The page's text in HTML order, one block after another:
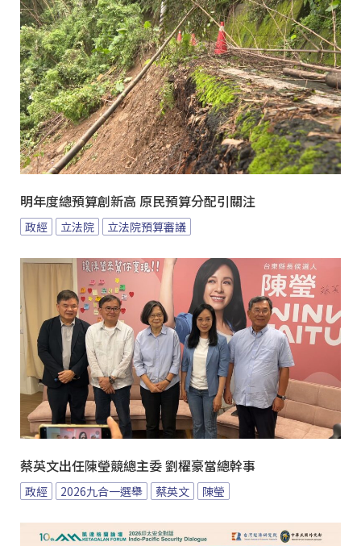
明年度總預算創新高 原民預算分配引關注
政經 立法院 立法院預算審議
蔡英文出任陳瑩競總主委 劉櫂豪當總幹事
政經 2026九合一選舉 蔡英文 陳瑩